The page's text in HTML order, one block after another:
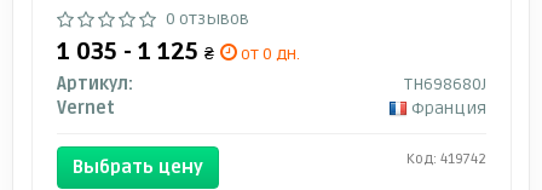
0 отзывов
1 035 - 1 125 ₴
от 0 дн.
Артикул:
TH698680J
Vernet
Франция
Выбрать цену Код: 419742